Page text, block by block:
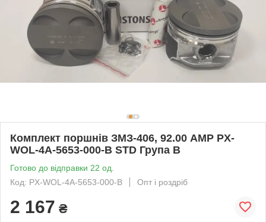
Комплект поршнів ЗМЗ-406, 92.00 AMP PX-
WOL-4A-5653-000-B STD Група B
Готово до відправки 22 од.
Код: PX-WOL-4A-5653-000-B
Опт і роздріб
2 167 ₴